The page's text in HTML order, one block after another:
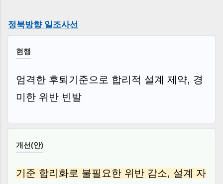
정북방향 일조사선
현행
엄격한 후퇴기준으로 합리적 설계 제약, 경
미한 위반 빈발
개선(안)
기준 합리화로 불필요한 위반 감소, 설계 자